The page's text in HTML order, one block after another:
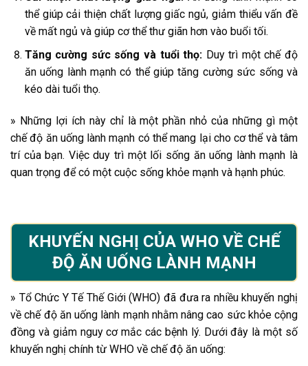
thể giúp cải thiện chất lượng giấc ngủ, giảm thiểu vấn đề
về mất ngủ và giúp cơ thể thư giãn hơn vào buổi tối.
Tăng cường sức sống và tuổi thọ: Duy trì một chế độ
ăn uống lành mạnh có thể giúp tăng cường sức sống và
kéo dài tuổi thọ.
» Những lợi ích này chỉ là một phần nhỏ của những gì một
chế độ ăn uống lành mạnh có thể mang lại cho cơ thể và tâm
trí của bạn. Việc duy trì một lối sống ăn uống lành mạnh là
quan trọng để có một cuộc sống khỏe mạnh và hạnh phúc.
KHUYẾN NGHỊ CỦA WHO VỀ CHẾ
ĐỘ ĂN UỐNG LÀNH MẠNH
» Tổ Chức Y Tế Thế Giới (WHO) đã đưa ra nhiều khuyến nghị
về chế độ ăn uống lành mạnh nhằm nâng cao sức khỏe cộng
đồng và giảm nguy cơ mắc các bệnh lý. Dưới đây là một số
khuyến nghị chính từ WHO về chế độ ăn uống: